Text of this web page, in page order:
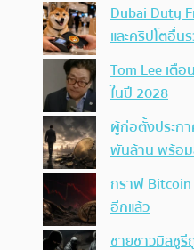
Dubai Duty
และคริปโตอื่น
Tom Lee เตื
ในปี 2028
ผู้ก่อตั้งประก
พันล้าน พร้อม
กราฟ
อีกแล้ว
ชายชาวมิสซู